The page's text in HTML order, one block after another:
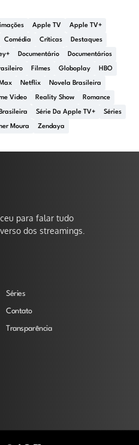
Apple TV Apple TV+
Comédia Críticas Destaques
Documentário Documentários
Filmes Globoplay HBO
Netflix Novela Brasileira
Video Reality Show Romance
Série Da Apple TV+ Séries
Moura Zendaya
para falar tudo
dos streamings.
Séries
Contato
Transparência